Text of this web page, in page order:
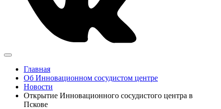
Главная
Об Инновационном сосудистом центре
Новости
Открытие Инновационного сосудистого центра в
Пскове